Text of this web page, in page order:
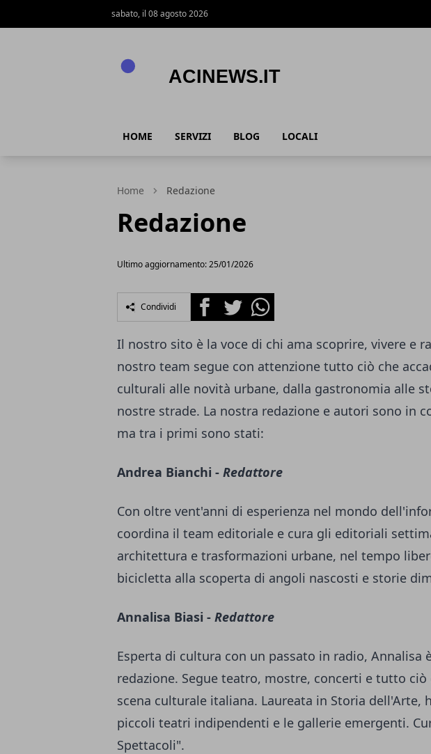
sabato, il 08 agosto 2026
HOME SERVIZI BLOG LOCALI
Home Redazione
Redazione
Ultimo aggiornamento: 25/01/2026
Condividi FacebookTwitterWhatsapp
Il nostro sito è la voce di chi ama scoprire, vivere e
nostro team segue con attenzione tutto ciò che
culturali alle novità urbane, dalla gastronomia alle
nostre strade. La nostra redazione e autori sono in
ma tra i primi sono stati:
Andrea Bianchi - Redattore
Con oltre vent'anni di esperienza nel mondo
coordina il team editoriale e cura gli editoriali
architettura e trasformazioni urbane, nel tempo
bicicletta alla scoperta di angoli nascosti e storie
Annalisa Biasi - Redattore
Esperta di cultura con un passato in radio, Annalisa
redazione. Segue teatro, mostre, concerti e tutto
scena culturale italiana. Laureata in Storia dell'Arte,
piccoli teatri indipendenti e le gallerie emergenti.
Spettacoli".